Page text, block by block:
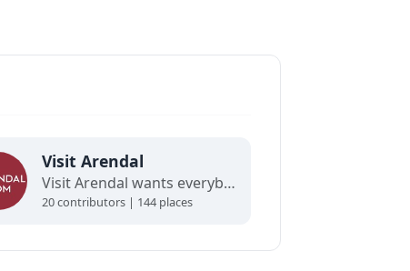
Visit Arendal
Visit Arendal wants everybody to fall in love with Arendal and all it has to offer.
20 contributors | 144 places